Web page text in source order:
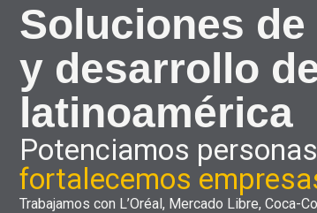
Soluciones
y desarrollo
latinoamérica
Potenciamos
fortalecemos
Trabajamos con L’Oréal, Mercado Libre, Coca-